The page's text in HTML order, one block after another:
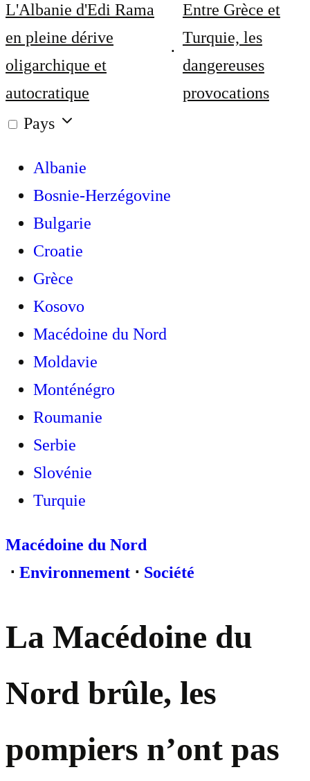
L'Albanie d'Edi Rama
en pleine dérive
oligarchique et
autocratique
Entre Grèce et
Turquie, les
dangereuses
provocations
Pays
Albanie
Bosnie-Herzégovine
Bulgarie
Croatie
Grèce
Kosovo
Macédoine du Nord
Moldavie
Monténégro
Roumanie
Serbie
Slovénie
Turquie
Macédoine du Nord
⋅ Environnement ⋅ Société
La Macédoine du
Nord brûle, les
pompiers n’ont pas